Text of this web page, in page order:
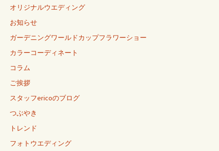
オリジナルウエディング
お知らせ
ガーデニングワールドカップフラワーショー
カラーコーディネート
コラム
ご挨拶
スタッフericoのブログ
つぶやき
トレンド
フォトウエディング